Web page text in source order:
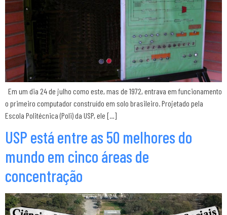
Em um dia 24 de julho como este, mas de 1972, entrava em funcionamento
o primeiro computador construído em solo brasileiro. Projetado pela
Escola Politécnica (Poli) da USP, ele […]
USP está entre as 50 melhores do
mundo em cinco áreas de
concentração